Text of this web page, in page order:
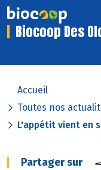
Biocoop Des
Accueil
Toutes nos
L'appétit vient en
Partager sur